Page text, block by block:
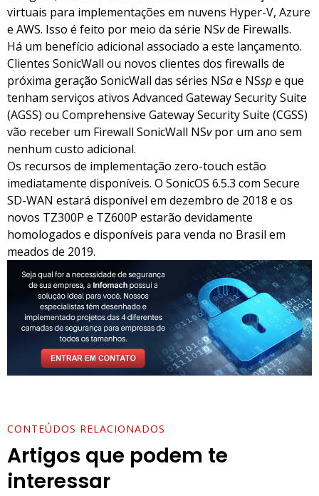
virtuais para implementações em nuvens Hyper-V, Azure
e AWS. Isso é feito por meio da série NSvde Firewalls.
Há um benefício adicional associado a este lançamento.
Clientes SonicWall ou novos clientes dos firewalls de
próxima geração SonicWall das séries NSae NSspe que
tenham serviços ativos Advanced Gateway Security Suite
(AGSS) ou Comprehensive Gateway Security Suite (CGSS)
vão receber um Firewall SonicWall NSvpor um ano sem
nenhum custo adicional.
Os recursos de implementação zero-touch estão
imediatamente disponíveis. O SonicOS 6.5.3 com Secure
SD-WAN estará disponível em dezembro de 2018 e os
novos TZ300P e TZ600P estarão devidamente
homologados e disponíveis para venda no Brasil em
meados de 2019.
CONTEÚDOS RELACIONADOS
Artigos que podem te
interessar